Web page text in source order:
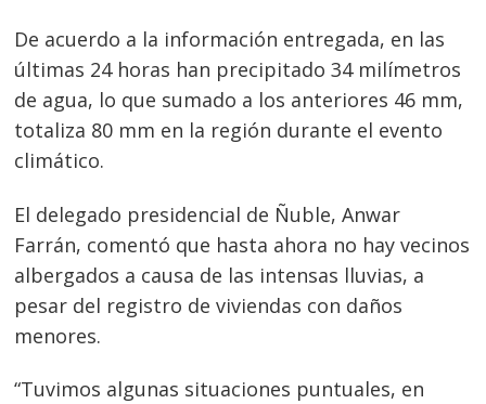
De acuerdo a la información entregada, en las
últimas 24 horas han precipitado 34 milímetros
de agua, lo que sumado a los anteriores 46 mm,
totaliza 80 mm en la región durante el evento
climático.
El delegado presidencial de Ñuble, Anwar
Farrán, comentó que hasta ahora no hay vecinos
albergados a causa de las intensas lluvias, a
pesar del registro de viviendas con daños
menores.
“Tuvimos algunas situaciones puntuales, en